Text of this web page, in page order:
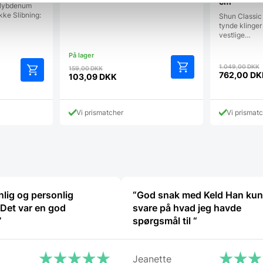
Slibning:
159,00DKKDen
oprindelige
var:
159,00 DKK.
103,09DKK
aktuelle
pris
er:Vi prismatcher
Shun
tynde klinger
vestlige…
1.049,00DKK
762,00
pris
er:Vi
og personlig
var en god
“God snak med Keld Han
svare på hvad jeg havde
spørgsmål til “
Jeanette